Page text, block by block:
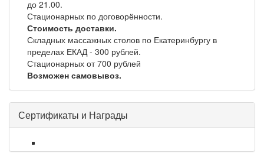
до 21.00.
Стационарных по договорённости.
Стоимость доставки.
Складных массажных столов по Екатеринбургу в
пределах ЕКАД - 300 рублей.
Стационарных от 700 рублей
Возможен самовывоз.
Сертификаты и Награды